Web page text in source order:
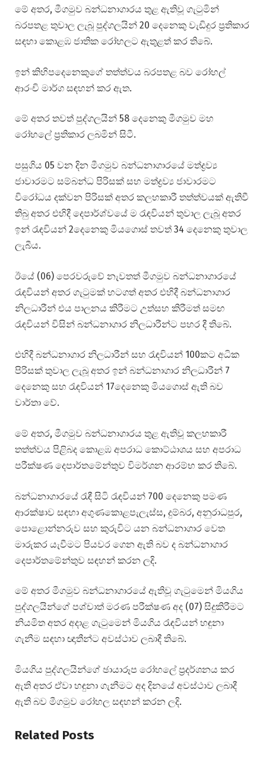
මේ අතර, මීගමුව බන්ධනාගාරය තුළ ඇතිවූ ගැටුමින්
බරපතළ තුවාල ලැබූ පුද්ගලයින් 20 දෙනෙකු වැඩිදුර ප්‍රතිකාර
සඳහා කොළඹ ජාතික රෝහලට ඇතුළත් කර තිබේ.
ඉන් කිහිපදෙනෙකුගේ තත්ත්වය බරපතළ බව රෝහල්
ආරංචි මාර්ග සඳහන් කර ඇත.
මේ අතර තවත් පුද්ගලයින් 58 දෙනෙකු මීගමුව මහ
රෝහලේ ප්‍රතිකාර ලබමින් සිටී.
පසුගිය 05 වන දින මීගමුව බන්ධනාගාරයේ මත්ද්‍රව්‍ය
ජාවාරමට සම්බන්ධ පිරිසක් සහ මත්ද්‍රව්‍ය ජාවාරමට
විරෝධය දක්වන පිරිසක් අතර කලහකාරී තත්ත්වයක් ඇතිවී
තිබු අතර එහිදී දෙපාර්ශ්වයේ ම රැඳවියන් තුවාල ලැබූ අතර
ඉන් රැඳවියන් 2දෙනෙකු මියගොස් තවත් 34 දෙනෙකු තුවාල
ලැබීය.
ඊයේ (06) පෙරවරුවේ නැවතත් මීගමුව බන්ධනාගාරයේ
රැඳවියන් අතර ගැටුමක් හටගත් අතර එහිදී බන්ධනාගාර
නිලධාරීන් එය පාලනය කිරීමට උත්සහ කිරීමත් සමඟ
රැඳවියන් විසින් බන්ධනාගාර නිලධාරීන්ට පහර දී තිබේ.
එහිදී බන්ධනාගාර නිලධාරීන් සහ රැඳවියන් 100කට අධික
පිරිසක් තුවාල ලැබූ අතර ඉන් බන්ධනාගාර නිලධාරීන් 7
දෙනෙකු සහ රැඳවියන් 17දෙනෙකු මියගොස් ඇති බව
වාර්තා වේ.
මේ අතර, මීගමුව බන්ධනාගාරය තුළ ඇතිවූ කලහකාරී
තත්ත්වය පිළිබද කොළඹ අපරාධ කොට්ඨාශය සහ අපරාධ
පරීක්ෂණ දෙපාර්තමේන්තුව විමර්ශන ආරම්භ කර තිබේ.
බන්ධනාගාරයේ රැඳී සිටි රැඳවියන් 700 දෙනෙකු පමණ
ආරක්ෂාව සඳහා අගුණකොළපැලැස්ස, දුම්බර, අනුරාධපුර,
පොළොන්නරුව සහ කුරුවිට යන බන්ධනාගාර වෙත
මාරුකර යැවීමට පියවර ගෙන ඇති බව ද බන්ධනාගාර
දෙපාර්තමේන්තුව සඳහන් කරන ලදි.
මේ අතර මීගමුව බන්ධනාගාරයේ ඇතිවූ ගැටුමෙන් මියගිය
පුද්ගලයින්ගේ පශ්චාත් මරණ පරීක්ෂණ අද (07) සිදුකිරීමට
නියමිත අතර අදාළ ගැටුමෙන් මියගිය රැඳවියන් හඳුනා
ගැනීම සඳහා ඥාතීන්ට අවස්ථාව ලබාදී තිබේ.
මියගිය පුද්ගලයින්ගේ ඡායාරූප රෝහලේ ප්‍රදර්ශනය කර
ඇති අතර ඒවා හඳුනා ගැනීමට අද දිනයේ අවස්ථාව ලබාදී
ඇති බව මීගමුව රෝහල සඳහන් කරන ලදි.
Related Posts